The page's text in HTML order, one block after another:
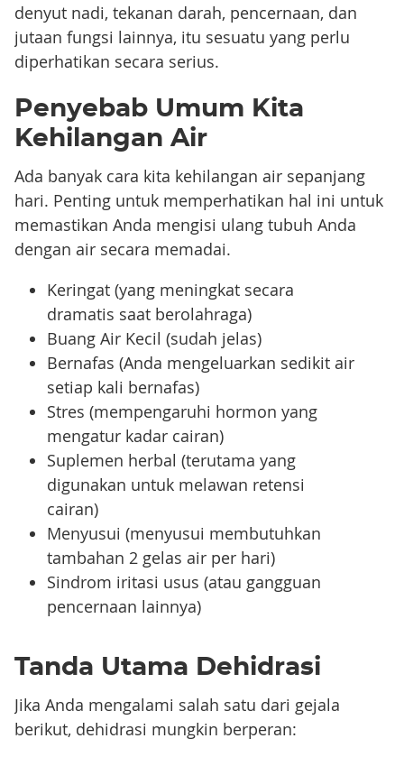
denyut nadi, tekanan darah, pencernaan, dan
jutaan fungsi lainnya, itu sesuatu yang perlu
diperhatikan secara serius.
Penyebab Umum Kita
Kehilangan Air
Ada banyak cara kita kehilangan air sepanjang
hari. Penting untuk memperhatikan hal ini untuk
memastikan Anda mengisi ulang tubuh Anda
dengan air secara memadai.
Keringat (yang meningkat secara
dramatis saat berolahraga)
Buang Air Kecil (sudah jelas)
Bernafas (Anda mengeluarkan sedikit air
setiap kali bernafas)
Stres (mempengaruhi hormon yang
mengatur kadar cairan)
Suplemen herbal (terutama yang
digunakan untuk melawan retensi
cairan)
Menyusui (menyusui membutuhkan
tambahan 2 gelas air per hari)
Sindrom iritasi usus (atau gangguan
pencernaan lainnya)
Tanda Utama Dehidrasi
Jika Anda mengalami salah satu dari gejala
berikut, dehidrasi mungkin berperan: